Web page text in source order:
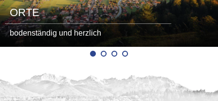
ORTE
bodenständig und herzlich